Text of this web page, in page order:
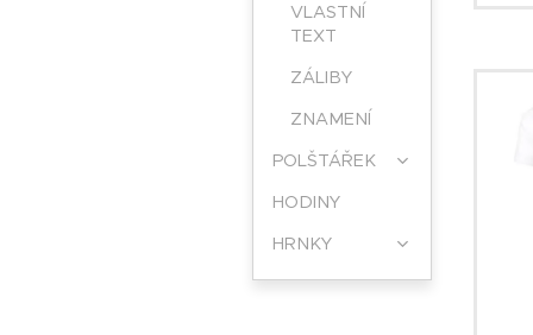
VLASTNÍ
TEXT
ZÁLIBY
ZNAMENÍ
POLŠTÁŘEK
HODINY
HRNKY